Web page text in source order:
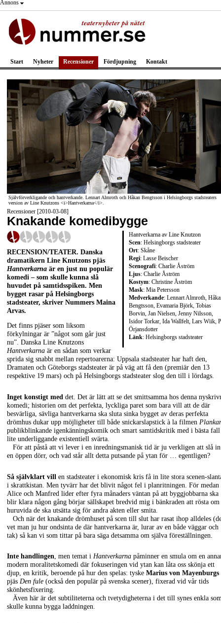
Annons
Start Nyheter Recensioner Fördjupning Kontakt
Självförverkligande och hantverkande. Lennart Almroth och Håkan Bengtsson i Helsingborgs stadsteaters
version av Line Knutzons <i>Hantverkarna</i>.
Recensioner [2010-03-08]
Knakande komedibygge
Hantverkarna av Line Knutzon
Scen: Helsingborgs stadsteater
Ort: Skåne
Regi: Lasse Beischer
Scenografi: Charlie Åström
Ljus: Charlie Åström
Kostym: Christine Åström
Mask: Mia Petersson
Medverkande: Lennart Almroth,
Bengtsson, Evamaria Björk, Tobias
Borvin, Jan Nielsen, Jenny Nilsson,
Isidor Torkar, Ida Wallfelt, Lars Wiik,
Örjansdotter
Länk: Helsingborgs stadsteater
RECENSION/TEATER. Danska
dramatikern Line Knutzons pjäs
Hantverkarna är en just nu populär
komedi – som skulle kunna slå
huvudet på samtidsspiken. Men
bygget rasar på Helsingborgs
stadsteater, skriver Nummers Maina
Arvas.
Det finns pjäser som liksom
förkylningar är ”något som går just
nu”. Danska Line Knutzons
Hantverkarna är en sådan som verkar
sprida sig snabbt mellan repertoarerna: Uppsala stadsteater har haft den,
Dramaten och Göteborgs stadsteater är på väg att få den (premiär den 13
respektive 19 mars) och på Helsingborgs stadsteater slog den till i lördags.
Inget konstigt med det. Det är lätt att se det smittsamma hos denna
komedi; historien om det perfekta, lyckliga paret som bara vill att de där
besvärliga, sävliga hantverkarna ska sluta sinka bygget av deras perfekta
drömhus dukar upp möjligheter till både snickarslapstick à la filmen
publikblinkande igenkänningskomik och smart samtidskritik med i bästa fall
lite underliggande existentiell svärta.
För att påstå att vi lever i en inredningsmanisk tid är ju verkligen att slå in
en öppen dörr, och vad står allt detta putsande på ytan för … egentligen?
Så självklart vill en stadsteater i ekonomisk kris få in lite stora scenen-
i skrattkistan. Men tyvärr har det blivit något fel i planritningen. För medan
Alice och Manfred lider efter fyra månaders väntan på att byggjobbarna ska
blir klara någon gång börjar sällskapet bredvid mig i bänkraden att rösta om
huruvida de ska utsätta sig för andra akten eller smita.
Och när det knakande drömhuset på scen till slut har rasat ihop alldeles
vet man ju hur ondsinta de där hantverkarna är, lurar av en både väggar och
tak) så kan vi som tittar på bara säga detsamma om själva föreställningen.
Inte handlingen, men temat i Hantverkarna påminner en smula om en
modern moralitetskomedi där fokuseringen vid ytan kan låta oss skönja ett
djup, en kritik, beroende på hur den spelas: tyske Marius von Mayenburgs
pjäs Den fule (också den populär på svenska scener), fixerad vid vår tids
skönhetsfixering.
Även här är det subtiliteterna och tvetydigheterna i det till synes enkla
skulle kunna bygga laddningen.